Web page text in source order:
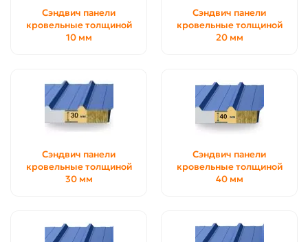
Сэндвич панели
кровельные толщиной
10 мм
Сэндвич панели
кровельные толщиной
20 мм
Сэндвич панели
кровельные толщиной
30 мм
Сэндвич панели
кровельные толщиной
40 мм